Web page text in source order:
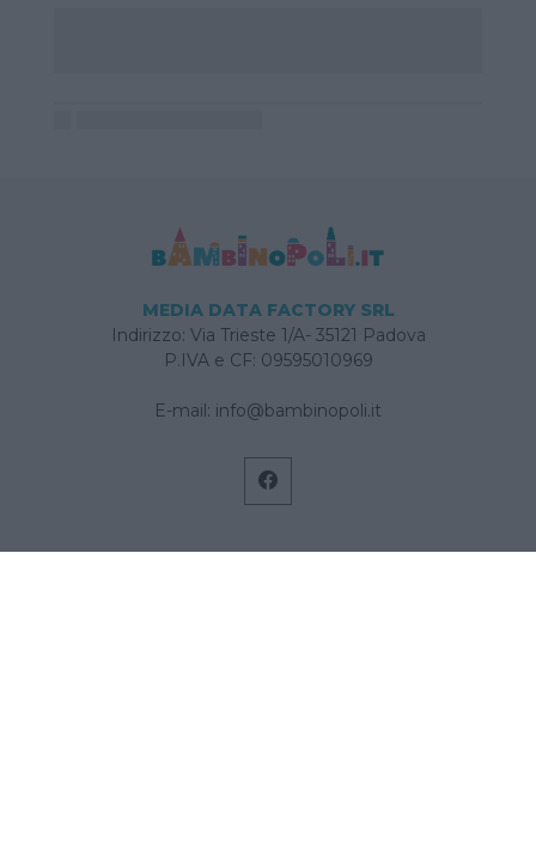
MEDIA DATA FACTORY SRL
Indirizzo: Via Trieste 1/A- 35121 Padova
P.IVA e CF: 09595010969
E-mail: info@bambinopoli.it